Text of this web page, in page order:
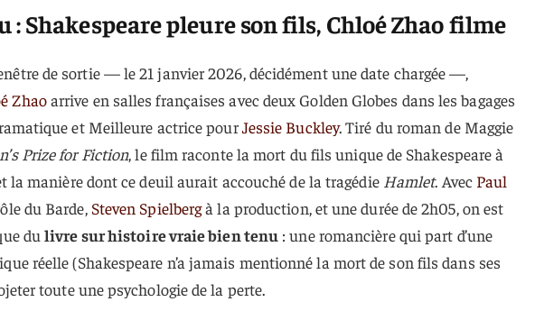
: Shakespeare pleure son fils, Chloé Zhao filme
de sortie — le 21 janvier 2026, décidément une date chargée —,
Zhaoarrive en salles françaises avec deux Golden Globes dans les bagages
et Meilleure actrice pourJessie Buckley. Tiré du roman de Maggie
Prize for Fiction, le film raconte la mort du fils unique de Shakespeare à
la manière dont ce deuil aurait accouché de la tragédie Hamlet. Avec Paul
du Barde, Steven Spielbergà la production, et une durée de 2h05, on est
dulivre sur histoire vraie bien tenu : une romancière qui part d’une
réelle (Shakespeare n’a jamais mentionné la mort de son fils dans ses
toute une psychologie de la perte.